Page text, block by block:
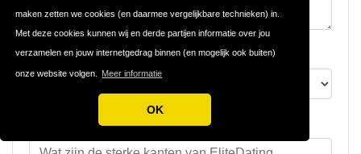
maken zetten we cookies (en daarmee vergelijkbare technieken) in.
Met deze cookies kunnen wij en derde partijen informatie over jou
verzamelen en jouw internetgedrag binnen (en mogelijk ook buiten)
onze website volgen. Meer informatie
OK
Jouw beoordeling
Sterke punten (niet verplicht)